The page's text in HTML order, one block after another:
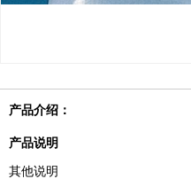
产品介绍：
产品说明
其他说明